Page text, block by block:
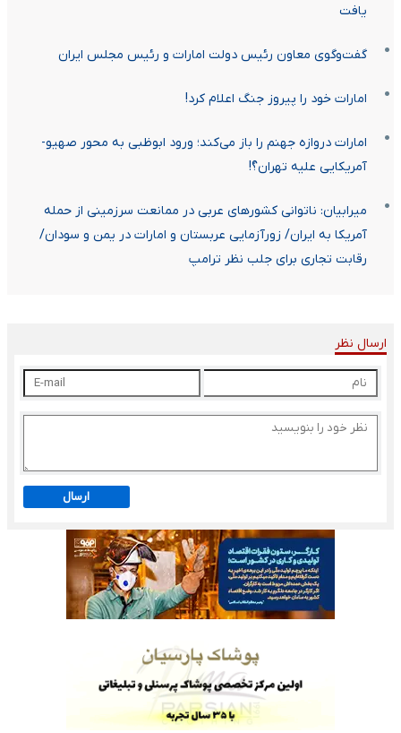
یافت
گفت‌وگوی معاون رئیس دولت امارات و رئیس مجلس ایران
امارات خود را پیروز جنگ اعلام کرد!
امارات دروازه جهنم را باز می‌کند؛ ورود ابوظبی به محور صهیو-
آمریکایی علیه تهران؟ً!
میرابیان: ناتوانی کشور‌های عربی در ممانعت سرزمینی از حمله
آمریکا به ایران/ زورآزمایی عربستان و امارات در یمن و سودان/
رقابت تجاری برای جلب نظر ترامپ
ارسال نظر
ارسال